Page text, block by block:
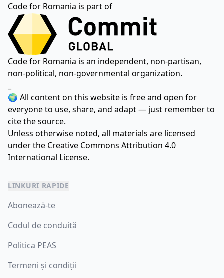
Code for Romania is part of
Code for Romania is an independent, non-partisan,
non-political, non-governmental organization.
🌍 All content on this website is free and open for
everyone to use, share, and adapt — just remember to
cite the source.
Unless otherwise noted, all materials are licensed
under the Creative Commons Attribution 4.0
International License.
LINKURI RAPIDE
Abonează-te
Codul de conduită
Politica PEAS
Termeni și condiții